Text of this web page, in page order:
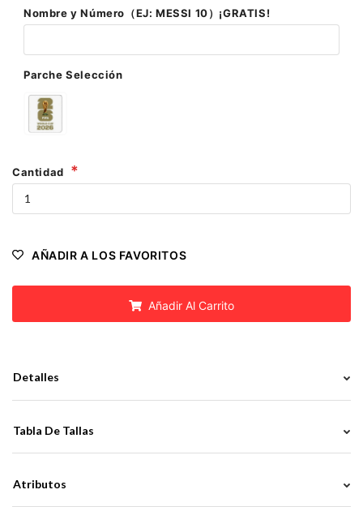
Nombre y Número（EJ: MESSI 10）¡GRATIS!
Parche Selección
Cantidad
AÑADIR A LOS FAVORITOS
Añadir Al Carrito
Detalles
Tabla De Tallas
Atributos